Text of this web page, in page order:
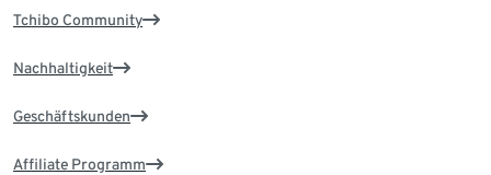
Tchibo Community
Nachhaltigkeit
Geschäftskunden
Affiliate Programm